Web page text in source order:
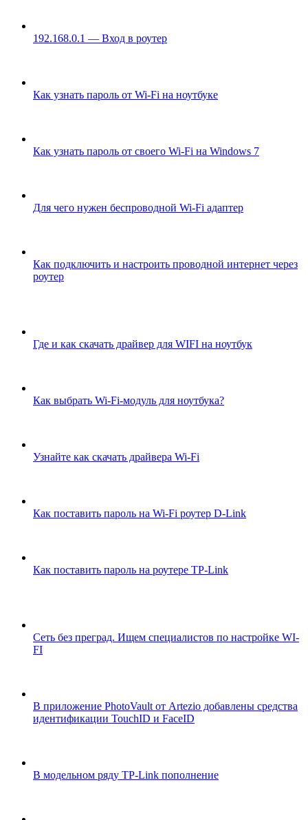
192.168.0.1 — Вход в роутер
Как узнать пароль от Wi-Fi на ноутбуке
Как узнать пароль от своего Wi-Fi на Windows 7
Для чего нужен беспроводной Wi-Fi адаптер
Как подключить и настроить проводной интернет через
роутер
Где и как скачать драйвер для WIFI на ноутбук
Как выбрать Wi-Fi-модуль для ноутбука?
Узнайте как скачать драйвера Wi-Fi
Как поставить пароль на Wi-Fi роутер D-Link
Как поставить пароль на роутере TP-Link
Сеть без преград. Ищем специалистов по настройке WI-
FI
В приложение PhotoVault от Artezio добавлены средства
идентификации TouchID и FaceID
В модельном ряду TP-Link пополнение